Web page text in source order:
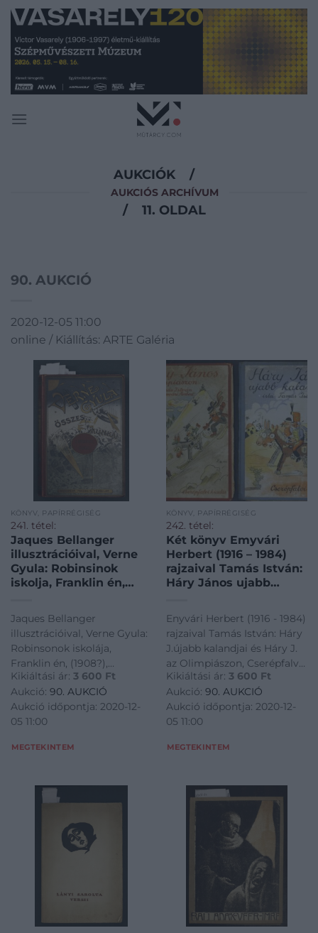
Skip
content
AUKCIÓK /
AUKCIÓS ARCHÍVUM
/ 11. OLDAL
90. AUKCIÓ
2020-12-05 11:00
online / Kiállítás: ARTE Galéria
KÖNYV, PAPÍRRÉGISÉG
241. tétel:
Jaques Bellanger
illusztrációival, Verne
Gyula: Robinsinok
iskolja, Franklin én,
Dufertre V.
Jaques Bellanger
illusztrációival, Verne Gyula:
Robinsonok iskolája,
Franklin én, (1908?),
negyedik kiadás, metsző:
Dufertre V.
Kikiáltási ár: 3 600 Ft
Aukció: 90. AUKCIÓ
Aukció időpontja: 2020-12-
05 11:00
MEGTEKINTEM
KÖNYV, PAPÍRRÉGISÉG
242. tétel:
Két könyv Emyvári
Herbert (1916 – 1984)
rajzaival Tamás István:
Háry János ujabb
Cserépfalvy, 1935, 1936
(2 kötet)
Enyvári Herbert (1916 - 1984)
rajzaival Tamás István: Háry
J.újabb kalandjai és Háry J.
az Olimpiászon, Cserépfalvy,
1935, 1936 (2 kötet)
Kikiáltási ár: 3 600 Ft
Aukció: 90. AUKCIÓ
Aukció időpontja: 2020-12-
05 11:00
MEGTEKINTEM